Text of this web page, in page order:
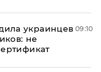
украинцев
не
09:10